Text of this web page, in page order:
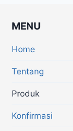
MENU
Home
Tentang
Produk
Konfirmasi